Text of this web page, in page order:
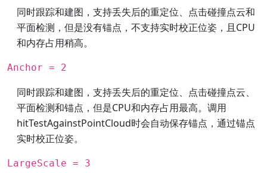
同时跟踪和建图，支持丢失后的重定位、点击碰撞点云和
平面检测，但是没有锚点，不支持实时校正位姿，且CPU
和内存占用稍高。
Anchor = 2
同时跟踪和建图，支持丢失后的重定位、点击碰撞点云、
平面检测和锚点，但是CPU和内存占用最高。调用
hitTestAgainstPointCloud时会自动保存锚点，通过锚点
实时校正位姿。
LargeScale = 3